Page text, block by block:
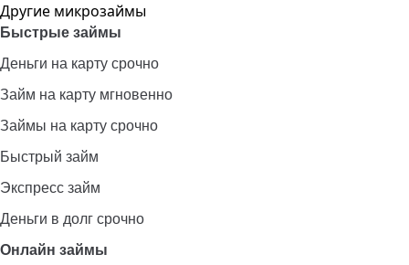
Другие микрозаймы
Быстрые займы
Деньги на карту срочно
Займ на карту мгновенно
Займы на карту срочно
Быстрый займ
Экспресс займ
Деньги в долг срочно
Онлайн займы